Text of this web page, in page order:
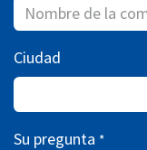
Ciudad
Su pregunta *